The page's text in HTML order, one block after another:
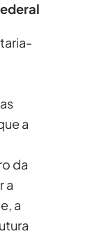
a
da
a
a